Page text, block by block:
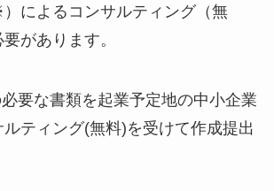
によるコンサルティング（無
があります。
要な書類を起業予定地の中小企業
ティング(無料)を受けて作成提出